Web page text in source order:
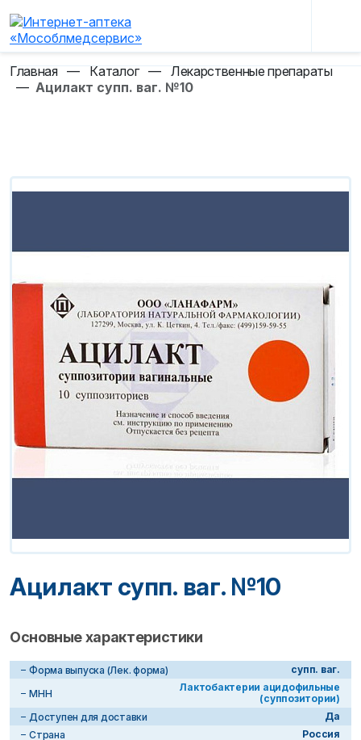
Главная — Каталог — Лекарственные препараты
— Ацилакт супп. ваг. №10
Ацилакт супп. ваг. №10
Основные характеристики
Форма выпуска (Лек. форма)
супп. ваг.
МНН
Лактобактерии ацидофильные
(суппозитории)
Доступен для доставки
Да
Страна
Россия